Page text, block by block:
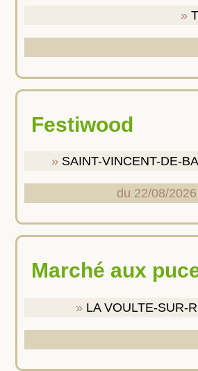
Festiwood
SAINT-VINCENT-DE-
du 22/08/
Marché aux
LA VOULTE-SUR-